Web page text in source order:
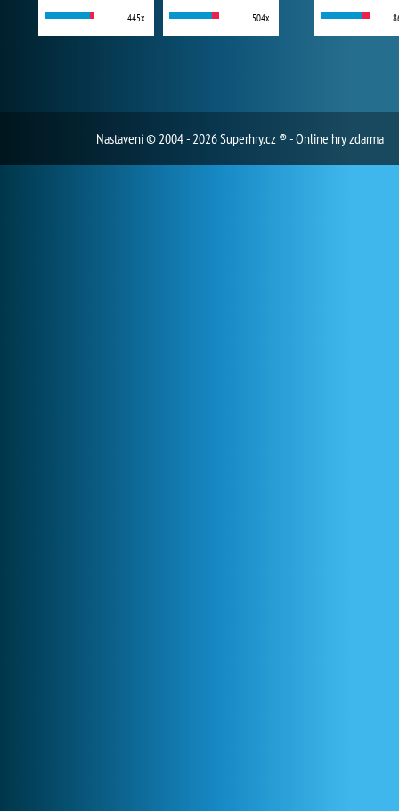
445x 504x
Nastavení© 2004 - 2026 Superhry.cz ® - Online hry zdarma